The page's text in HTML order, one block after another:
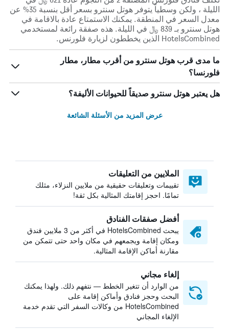
الليلة ، ولكن وسطياً يتوفر هوتل سنترو بسعر أقل بنسبة 35% عن
معدل السعر في المنطقة. يمكنك الاستمتاع عادة بالاقامة في
هوتل سنترو بـ 839 ﷼ في الليلة. هذه صفقة رائعة لمستخدمي
HotelsCombined الذين يخططون لزيارة فلورنس.
ما مدى قرب هوتل سنترو من أقرب مطار، مطار
فلورنسا؟
هل يعتبر هوتل سنترو صديقاً للحيوانات الأليفة؟
عرض المزيد من الأسئلة الشائعة
الملايين من التعليقات
تقييمات وتعليقات حقيقية من ملايين النزلاء، مثلك
تمامًا. احجز إقامتك المثالية بكل ثقة!
أفضل صفقات الفنادق
يبحث HotelsCombined في أكثر من 3 ملايين فندق
ومكان إقامة ويجمعهم في مكان واحد حتى تتمكن من
مقارنة أماكن الإقامة المثالية.
إلغاء مجاني
من الوارد أن تتغير الخطط — نتفهم ذلك. ولهذا يمكنك
البحث وحجز فنادق وأماكن إقامة على
HotelsCombined من وكالات السفر التي تقدم خدمة
الإلغاء المجاني